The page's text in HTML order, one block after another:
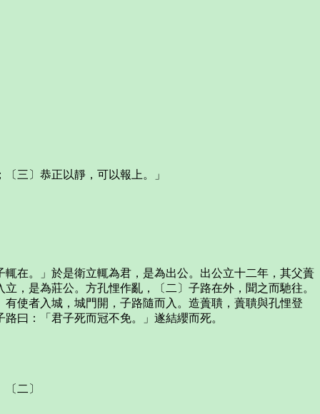
三〕恭正以靜，可以報上。」
在。」於是衛立輒為君，是為出公。出公立十二年，其父蕢
，是為莊公。方孔悝作亂，〔二〕子路在外，聞之而馳往。
使者入城，城門開，子路隨而入。造蕢聵，蕢聵與孔悝登
曰：「君子死而冠不免。」遂結纓而死。
二〕